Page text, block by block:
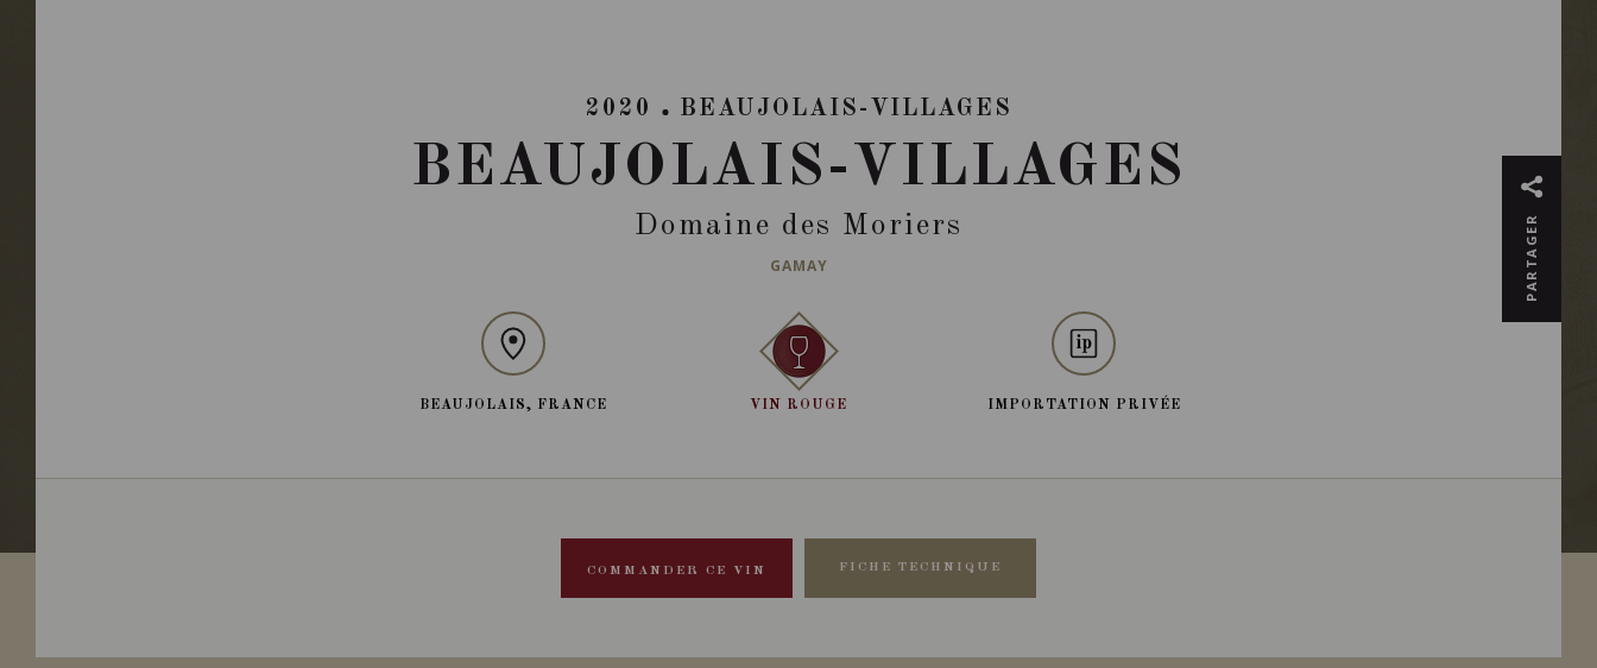
PARTAGER
2020 BEAUJOLAIS-VILLAGES
BEAUJOLAIS-VILLAGES
Domaine des Moriers
GAMAY
BEAUJOLAIS, FRANCE VIN ROUGE IMPORTATION PRIVÉE
COMMANDER CE VIN FICHE TECHNIQUE